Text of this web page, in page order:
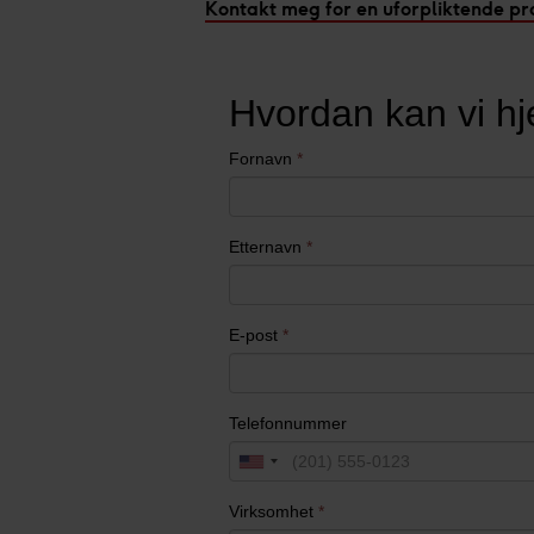
samler inn og behandler
annonser, statistikk fra
Kontakt meg for en uforpliktende